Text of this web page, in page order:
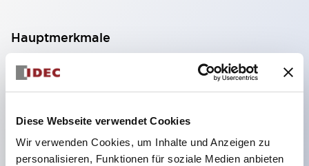
Diese Webseite verwendet Cookies
Wir verwenden Cookies, um Inhalte und Anzeigen zu
personalisieren, Funktionen für soziale Medien anbieten
Hauptmerkmale
2-Kontakt-Block mit 2 Stufen, ermöglicht eine 4-
Kontakt-Konfiguration (Gewährleistung der
Isolierung zwischen den 2 Kontakten).
59,9 mm (※ 22-stufiger Kontaktblock).